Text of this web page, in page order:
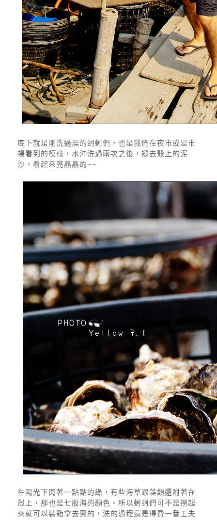
底下就是剛洗過澡的蚵蚵們，也是我們在夜市或是市
場看到的模樣，水沖洗過兩次之後，褪去殼上的泥
沙，看起來亮晶晶的~~
在陽光下閃著一點點的綠，有些海草跟藻類還附著在
殼上，那也是七股海的顏色。所以蚵蚵們可不是撈起
來就可以裝箱拿去賣的，洗的過程還是得費一番工夫